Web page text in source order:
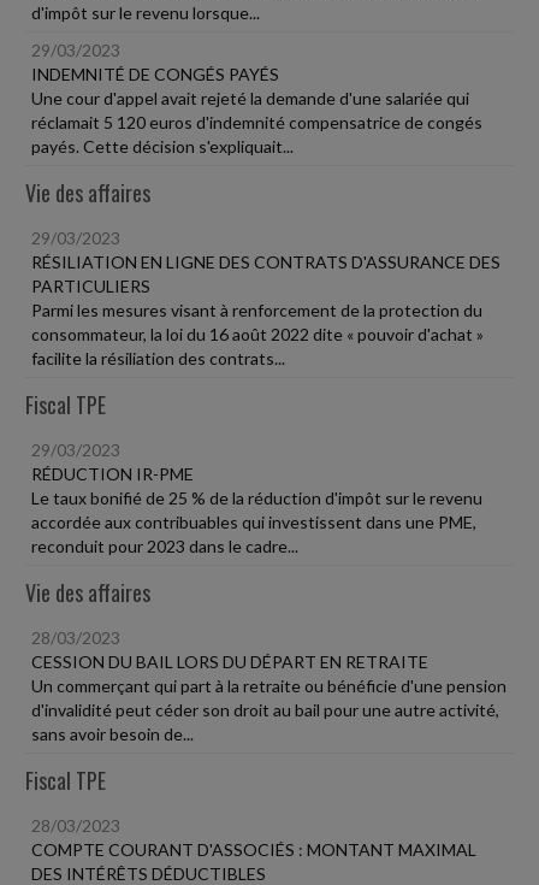
d'impôt sur le revenu lorsque...
29/03/2023
INDEMNITÉ DE CONGÉS PAYÉS
Une cour d'appel avait rejeté la demande d'une salariée qui
réclamait 5 120 euros d'indemnité compensatrice de congés
payés. Cette décision s'expliquait...
Vie des affaires
29/03/2023
RÉSILIATION EN LIGNE DES CONTRATS D'ASSURANCE DES
PARTICULIERS
Parmi les mesures visant à renforcement de la protection du
consommateur, la loi du 16 août 2022 dite « pouvoir d'achat »
facilite la résiliation des contrats...
Fiscal TPE
29/03/2023
RÉDUCTION IR-PME
Le taux bonifié de 25 % de la réduction d'impôt sur le revenu
accordée aux contribuables qui investissent dans une PME,
reconduit pour 2023 dans le cadre...
Vie des affaires
28/03/2023
CESSION DU BAIL LORS DU DÉPART EN RETRAITE
Un commerçant qui part à la retraite ou bénéficie d'une pension
d'invalidité peut céder son droit au bail pour une autre activité,
sans avoir besoin de...
Fiscal TPE
28/03/2023
COMPTE COURANT D'ASSOCIÉS : MONTANT MAXIMAL
DES INTÉRÊTS DÉDUCTIBLES